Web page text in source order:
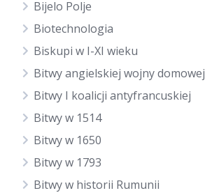
Bijelo Polje
Biotechnologia
Biskupi w I-XI wieku
Bitwy angielskiej wojny domowej
Bitwy I koalicji antyfrancuskiej
Bitwy w 1514
Bitwy w 1650
Bitwy w 1793
Bitwy w historii Rumunii